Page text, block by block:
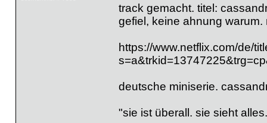
track gemacht. titel:
gefiel, keine ahnung warum.
https://www.netflix.com/de/
deutsche miniserie.
"sie ist überall. sie sieht